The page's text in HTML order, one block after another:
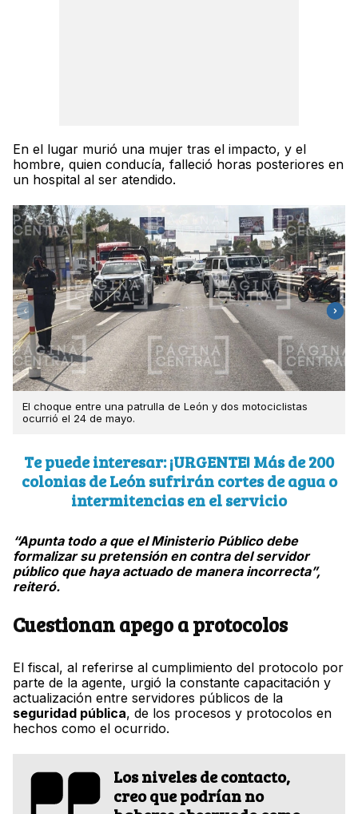
En el lugar murió una mujer tras el impacto, y el
hombre, quien conducía, falleció horas posteriores en
un hospital al ser atendido.
El choque entre una patrulla de León y dos motociclistas
ocurrió el 24 de mayo.
Te puede interesar: ¡URGENTE! Más de 200
colonias de León sufrirán cortes de agua o
intermitencias en el servicio
“Apunta todo a que el Ministerio Público debe
formalizar su pretensión en contra del servidor
público que haya actuado de manera incorrecta”,
reiteró.
Cuestionan apego a protocolos
El fiscal, al referirse al cumplimiento del protocolo por
parte de la agente, urgió la constante capacitación y
actualización entre servidores públicos de la
seguridad pública, de los procesos y protocolos en
hechos como el ocurrido.
Los niveles de contacto,
creo que podrían no